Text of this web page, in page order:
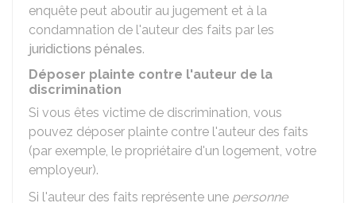
enquête peut aboutir au jugement et à la
condamnation de l'auteur des faits par les
juridictions pénales.
Déposer plainte contre l'auteur de la
discrimination
Si vous êtes victime de discrimination, vous
pouvez déposer plainte contre l'auteur des faits
(par exemple, le propriétaire d'un logement, votre
employeur).
Si l'auteur des faits représente une personne